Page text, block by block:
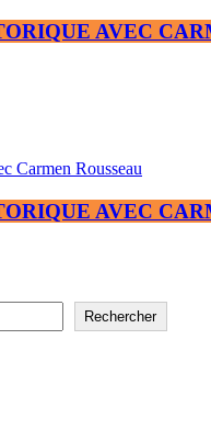
AVEC
Carmen Rousseau
AVEC
Rechercher